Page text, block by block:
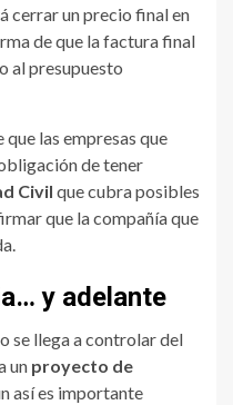
cerrar un precio final en
de que la factura final
al presupuesto
las empresas que
de tener
Civil que cubra posibles
que la compañía que
y adelante
se llega a controlar del
un proyecto de
así es importante